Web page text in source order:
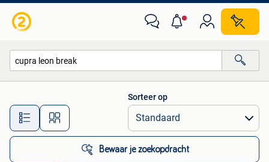
Alle afstanden…
Sorteer op
Bewaar je zoekopdracht